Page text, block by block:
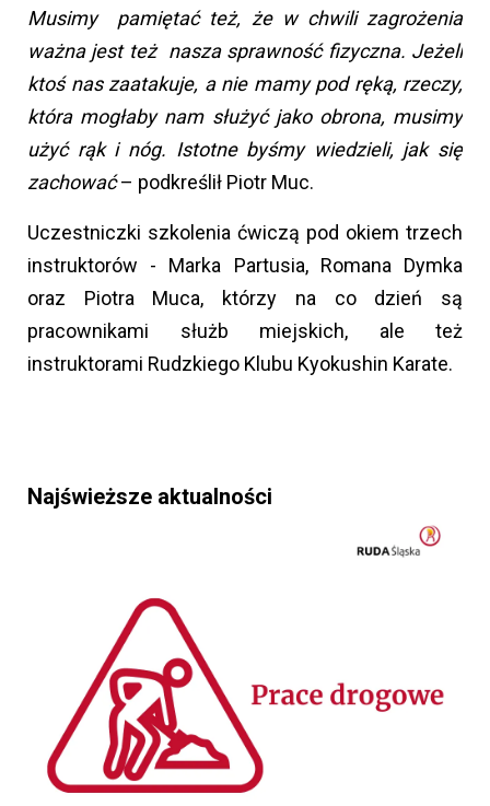
Musimy pamiętać też, że w chwili zagrożenia
ważna jest też nasza sprawność fizyczna. Jeżeli
ktoś nas zaatakuje, a nie mamy pod ręką, rzeczy,
która mogłaby nam służyć jako obrona, musimy
użyć rąk i nóg. Istotne byśmy wiedzieli, jak się
zachować– podkreślił Piotr Muc.
Uczestniczki szkolenia ćwiczą pod okiem trzech
instruktorów - Marka Partusia, Romana Dymka
oraz Piotra Muca, którzy na co dzień są
pracownikami służb miejskich, ale też
instruktorami Rudzkiego Klubu Kyokushin Karate.
Najświeższe aktualności